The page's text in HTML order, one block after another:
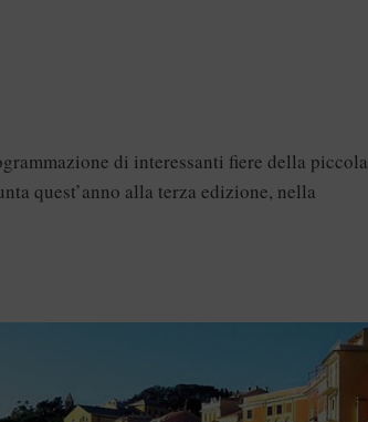
di interessanti fiere della piccola
quest’anno alla terza edizione, nella